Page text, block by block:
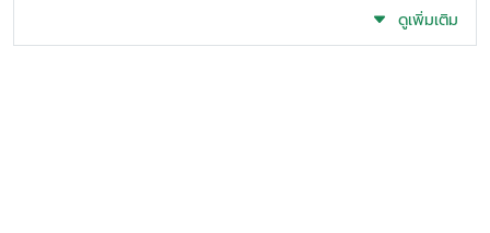
ดูเพิ่มเติม